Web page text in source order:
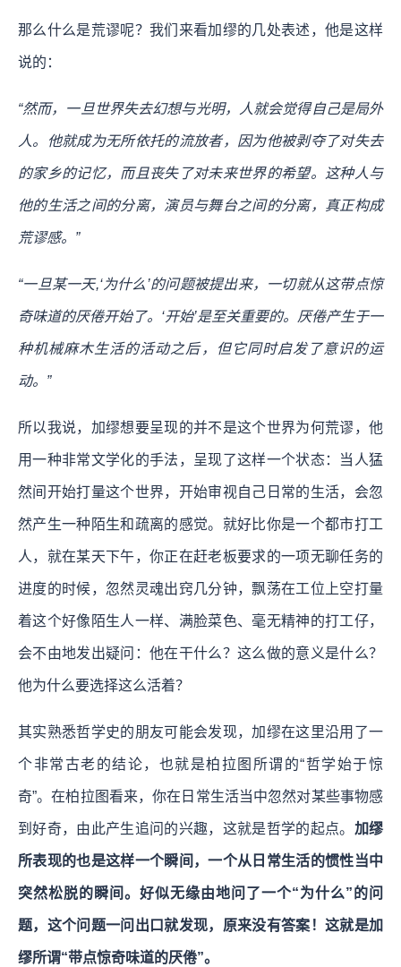
那么什么是荒谬呢？我们来看加缪的几处表述，他是这样
说的：
“然而，一旦世界失去幻想与光明，人就会觉得自己是局外
人。他就成为无所依托的流放者，因为他被剥夺了对失去
的家乡的记忆，而且丧失了对未来世界的希望。这种人与
他的生活之间的分离，演员与舞台之间的分离，真正构成
荒谬感。”
“一旦某一天,‘为什么’的问题被提出来，一切就从这带点惊
奇味道的厌倦开始了。‘开始’是至关重要的。厌倦产生于一
种机械麻木生活的活动之后，但它同时启发了意识的运
动。”
所以我说，加缪想要呈现的并不是这个世界为何荒谬，他
用一种非常文学化的手法，呈现了这样一个状态： 当人猛
然间开始打量这个世界，开始审视自己日常的生活，会忽
然产生一种陌生和疏离的感觉。就好比你是一个都市打工
人，就在某天下午，你正在赶老板要求的一项无聊任务的
进度的时候，忽然灵魂出窍几分钟，飘荡在工位上空打量
着这个好像陌生人一样、满脸菜色、毫无精神的打工仔，
会不由地发出疑问：他在干什么？这么做的意义是什么？
他为什么要选择这么活着？
其实熟悉哲学史的朋友可能会发现，加缪在这里沿用了一
个非常古老的结论，也就是柏拉图所谓的“哲学始于惊
奇”。在柏拉图看来，你在日常生活当中忽然对某些事物感
到好奇，由此产生追问的兴趣，这就是哲学的起点。 加缪
所表现的也是这样一个瞬间，一个从日常生活的惯性当中
突然松脱的瞬间。好似无缘由地问了一个“为什么”的问
题，这个问题一问出口就发现，原来没有答案！这就是加
缪所谓“带点惊奇味道的厌倦”。